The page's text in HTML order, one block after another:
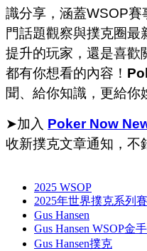
識分享，涵蓋WSOP
門話題觀察與撲克圈最
提升的玩家，還是喜歡
都有你想看的內容！
聞、給你知識，更給你
➤加入 Poker Now
收新撲克文章通知，不
2025 WSOP
2025年世界撲克系列賽
Gus Hansen
Gus Hansen WSOP金
Gus Hansen撲克